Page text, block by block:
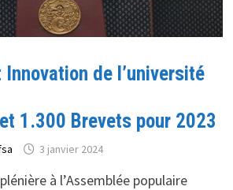
Innovation de l’université
1.300 Brevets pour 2023
3 janvier 2024
à l’Assemblée populaire